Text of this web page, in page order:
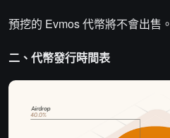
預挖的 Evmos 代幣將不會出售。
二、代幣發行時間表